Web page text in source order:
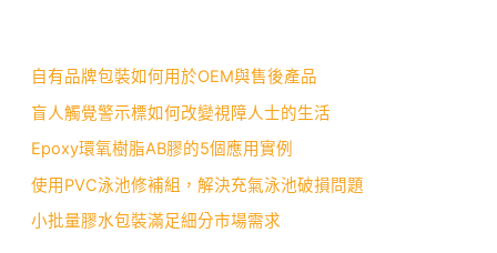
自有品牌包裝如何用於OEM與售後產品
盲人觸覺警示標如何改變視障人士的生活
Epoxy環氧樹脂AB膠的5個應用實例
使用PVC泳池修補組，解決充氣泳池破損問題
小批量膠水包裝滿足細分市場需求